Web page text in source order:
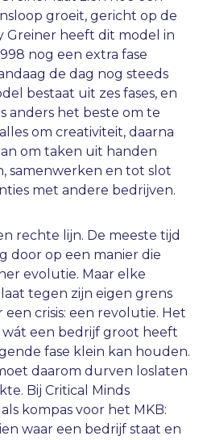
groeit, gericht op de
Greiner heeft dit model in
nog een extra fase
de dag nog steeds
bestaat uit zes fases, en
anders het beste om te
om creativiteit, daarna
om taken uit handen
samenwerken en tot slot
met andere bedrijven.
rechte lijn. De meeste tijd
door op een manier die
evolutie. Maar elke
tegen zijn eigen grens
crisis: een revolutie. Het
wát een bedrijf groot heeft
fase klein kan houden.
daarom durven loslaten
Bij Critical Minds
kompas voor het MKB:
waar een bedrijf staat en